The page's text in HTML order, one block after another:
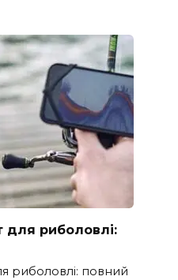
для риболовлі:
риболовлі: повний